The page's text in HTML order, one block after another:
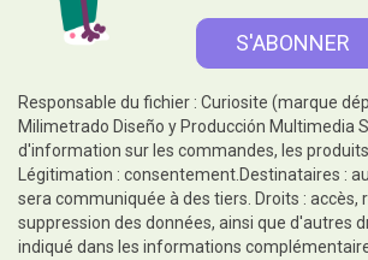
Responsable du fichier : Curiosite (marque
Milimetrado Diseño y Producción Multimedia
d'information sur les commandes, les
Légitimation : consentement.Destinataires :
sera communiquée à des tiers. Droits : accès,
suppression des données, ainsi que d'autres
indiqué dans les informations